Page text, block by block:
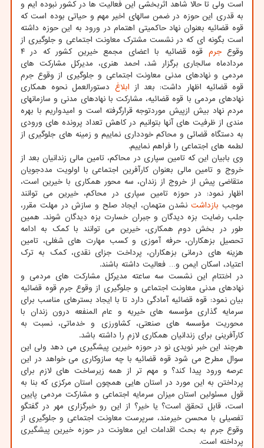
است ولی تا حالا شاهد اثربخشی این فعالیت ها در کشور نبوده ایم و
به قدری این حوزه در ضمن سالهای اخیر مهم و حیاتی بوده است که
قوه قضائیه بعنوان نهاد حاکمیتی اهتمام در ورود به این حوزه داشته
است بگونه ای که در نشست مشترک معاونت اجتماعی و جلوگیری از
وقوعجرم
قوه قضائیه با اعضای مجمع خیرین کشور که در ۴
مردادماه سالجاری برگزار شد، احمد هنری، مدیرکل مشارکت های
مردمی و نهادهای مدنی معاونت اجتماعی و جلوگیری از وقوع جرم
قوه قضائیه اظهار داشت: بعد از ابلاغ دستورالعمل نحوه همکاری
نهادهای مردمی با قوه قضائیه، مشارکت با نهادهای مدنی و سازمانهای
مردم نهاد بیش ازپیش موردتوجه قرارگرفته است و امیدواریم با بهره
مندی از ظرفیت های آنها بتوانیم در کاهش تعداد پرونده های ورودی
به دستگاه قضائی و محاکم خودداری نماییم و زمینه های جلوگیری از
لطمه های اجتماعی را فراهم نماییم.
وی بابیان این که تامین سپاری در محاکم، تامین مالی زندانیان بعد از
خروج و تامین مالی بعنوان کارآفرین اجتماعی با اولویت مددجویان
متقاضی پیش از خروج از زندان، سه محور همکاری با خیرین است،
اظهار نمود: در حوزه تامین سپاری در محاکم، خیرین می توانند
موجب بازداشتنشدن متهمان، ایجاد صلح و سازش در مهلت مقرر،
جلب رضایت بزه دیدگان و جبران خسارت بزه دیدگان شوند. همین
طور در بخش دوم همکاری، خیرین می توانند با کمک به ادامه
تحصیل بزهکاران، حرفه آموزی و کسب مهارت های شغلی، تامین
هزینه های درمانی بزهکاران، پرداخت جزای نقدی، کمک به ترک
اعتیاد، اسکان ایمن و… فعالیت داشته باشند.
در اختتام این نشست سه ساعته مدیرکل مشارکت های مردمی و
نهادهای مدنی معاونت اجتماعی و جلوگیری از وقوع جرم قوه قضائیه
بیان نمود: قوه قضائیه آمادگی دارد تا با ایجاد بسترهای مناسب برای
سرمایه گذاری مؤسسه های خیریه و عام المنفعه درون زندان با
محوریت مؤسسه های صنعتی، کشاورزی و خدماتی، نسبت به
کارآفرینی برای زندانیان همکاری لازم را داشته باشد.
هرچند این خبر نویدی نو در حوزه خیرین پیشگیری می دهد ولی این
سوال مطرح می شود قوه قضائیه با چه سازوکاری می خواهد در این
عرصه ورود پیدا کند؟ و مهم تر از همه زیرساخت های لازم برای
پرداختن به این مورد در استان هایی همچون استان مرکزی که بنا به
قول مسئولین استان میزان سرمایه اجتماعی و مشارکت مردمی پایین
است، قابل تحقق است؟ یا خیر؟ از این رو خبرگزاری مهر در گفتگو
تفصیلی با محسن خیرمند، سرپرست معاونت اجتماعی و جلوگیری از
وقوع جرم به بحث اقدامات این معاونت در حوزه خیرین پیشگیری
پرداخته است.